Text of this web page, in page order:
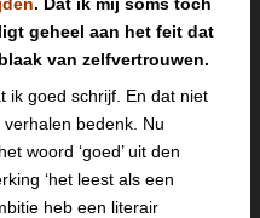
geheel aan het feit dat
van zelfvertrouwen.
ik goed schrijf. En dat niet
bedenk. Nu
woord ‘goed’ uit den
‘het leest als een
heb een literair